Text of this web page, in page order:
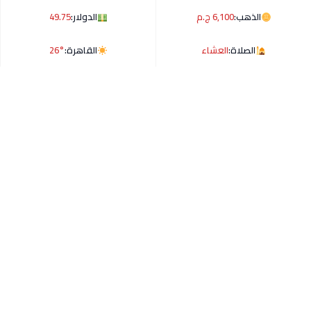
الذهب:6,100 ج.م الدولار:49.75
الصلاة:العشاء القاهرة:26°